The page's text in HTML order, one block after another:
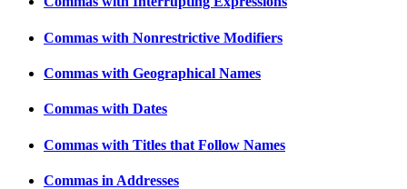
Commas with Nonrestrictive Modifiers
Commas with Geographical Names
Commas with Dates
Commas with Titles that Follow Names
Commas in Addresses